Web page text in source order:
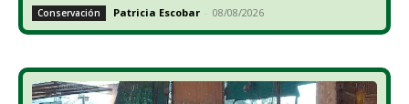
Conservación Patricia Escobar - 08/08/2026